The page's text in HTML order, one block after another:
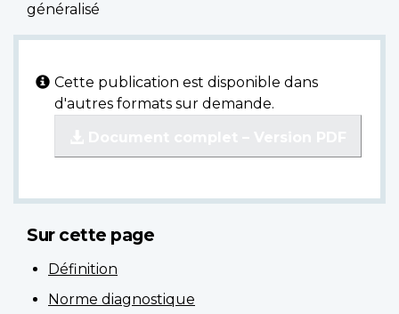
généralisé
Cette publication est disponible dans
d'autres formats sur demande.
Sur cette page
Définition
Norme diagnostique